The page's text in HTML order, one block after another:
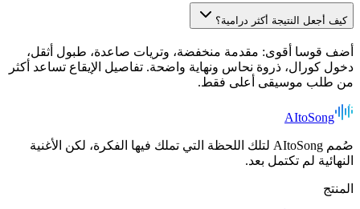
كيف أجعل النتيجة أكثر درامية؟
أضف قوسا أقوى: مقدمة منخفضة، وتريات صاعدة، طبول أثقل،
دخول كورال، ذروة نحاس ونهاية واضحة. تفاصيل الإيقاع تساعد أكثر
من طلب موسيقى أعلى فقط.
AItoSong
صُمم AItoSong لتلك اللحظة التي تملك فيها الفكرة، لكن الأغنية
النهائية لم تكتمل بعد.
المنتج